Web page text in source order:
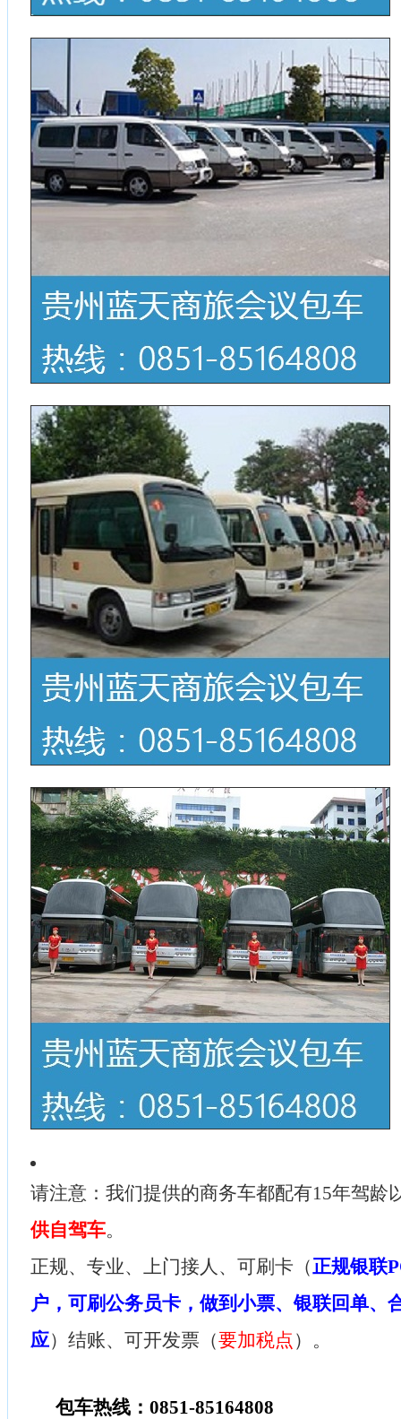
请注意：我们提供的商务车都配有15年驾龄
供自驾车。
正规、专业、上门接人、可刷卡（正规银联
户，可刷公务员卡，做到小票、银联回单、
应）结账、可开发票（要加税点 ）。
包车热线：0851-85164808